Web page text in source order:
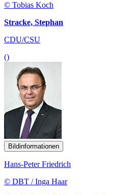
© Tobias Koch
Stracke, Stephan
CDU/CSU
()
Bildinformationen
Hans-Peter Friedrich
© DBT / Inga Haar